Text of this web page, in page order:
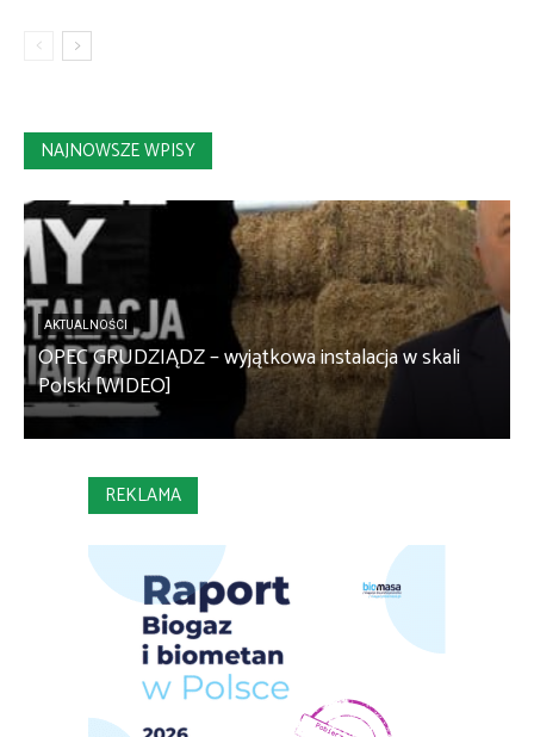
NAJNOWSZE WPISY
AKTUALNOŚCI
OPEC GRUDZIĄDZ – wyjątkowa instalacja w skali
Polski [WIDEO]
REKLAMA